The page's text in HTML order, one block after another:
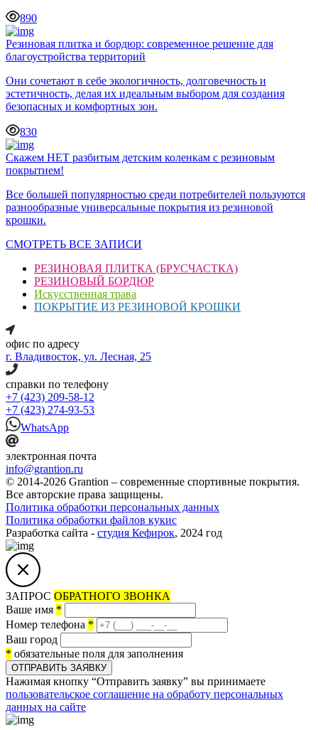
890
Резиновая плитка и бордюр: современное решение для
благоустройства территорий
Они сочетают в себе экологичность, долговечность и
эстетичность, делая их идеальным выбором для создания
безопасных и комфортных зон.
830
Скажем НЕТ разбитым детским коленкам с резиновым
покрытием!
Все большей популярностью среди потребителей пользуются
разнообразные универсальные покрытия из резиновой
крошки.
СМОТРЕТЬ ВСЕ ЗАПИСИ
РЕЗИНОВАЯ ПЛИТКА (БРУСЧАСТКА)
РЕЗИНОВЫЙ БОРДЮР
Искусственная трава
ПОКРЫТИЕ ИЗ РЕЗИНОВОЙ КРОШКИ
офис по адресу
г. Владивосток, ул. Лесная, 25
справки по телефону
+7 (423) 209-58-12
+7 (423) 274-93-53
WhatsApp
электронная почта
info@grantion.ru
© 2014-2026 Grantion – современные спортивные покрытия.
Все авторские права защищены.
Политика обработки персональных данных
Политика обработки файлов кукис
Разработка сайта - студия Кефирок, 2024 год
ЗАПРОС ОБРАТНОГО ЗВОНКА
Ваше имя *
Номер телефона *
Ваш город
* обязательные поля для заполнения
ОТПРАВИТЬ ЗАЯВКУ
Нажимая кнопку “Отправить заявку” вы принимаете
пользовательское соглашение на обработу персональных
данных на сайте